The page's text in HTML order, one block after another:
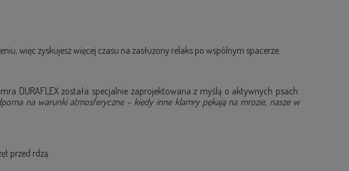
więc zyskujesz więcej czasu na zasłużony relaks po wspólnym spacerze.
DURAFLEX została specjalnie zaprojektowana z myślą o aktywnych psach.
na warunki atmosferyczne – kiedy inne klamry pękają na mrozie, nasze w
przed rdzą.